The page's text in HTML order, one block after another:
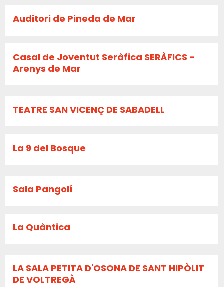
Auditori de Pineda de Mar
Casal de Joventut Seràfica SERÀFICS -
Arenys de Mar
TEATRE SAN VICENÇ DE SABADELL
La 9 del Bosque
Sala Pangolí
La Quàntica
LA SALA PETITA D'OSONA DE SANT HIPÒLIT
DE VOLTREGÀ